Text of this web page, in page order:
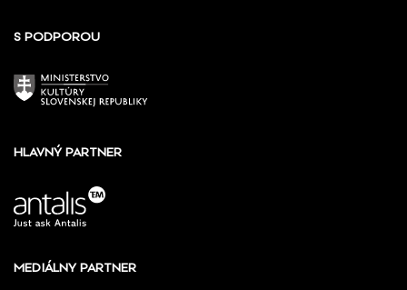
S PODPOROU
HLAVNÝ PARTNER
MEDIÁLNY PARTNER